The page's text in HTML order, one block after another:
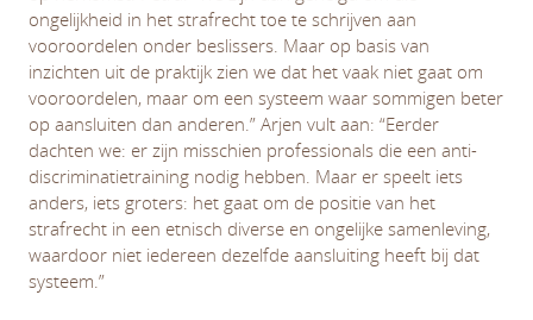
ongelijkheid in het strafrecht toe te schrijven aan
vooroordelen onder beslissers. Maar op basis van
inzichten uit de praktijk zien we dat het vaak niet gaat om
vooroordelen, maar om een systeem waar sommigen beter
op aansluiten dan anderen.” Arjen vult aan: “Eerder
dachten we: er zijn misschien professionals die een anti-
discriminatietraining nodig hebben. Maar er speelt iets
anders, iets groters: het gaat om de positie van het
strafrecht in een etnisch diverse en ongelijke samenleving,
waardoor niet iedereen dezelfde aansluiting heeft bij dat
systeem.”